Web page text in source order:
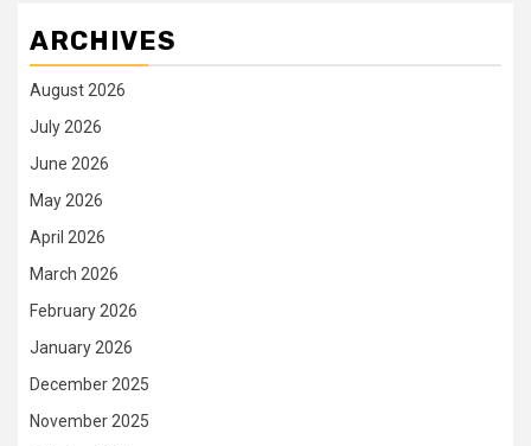
ARCHIVES
August 2026
July 2026
June 2026
May 2026
April 2026
March 2026
February 2026
January 2026
December 2025
November 2025